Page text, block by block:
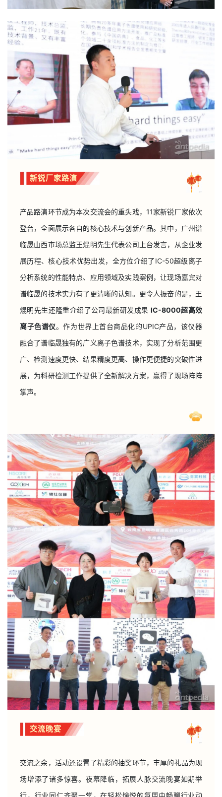
新锐厂家路演
产品路演环节成为本次交流会的重头戏，11家新锐厂家依次
登台，全面展示各自的核心技术与创新产品。其中，广州谱
临晟山西市场总监王焜明先生代表公司上台发言，从企业发
展历程、核心技术优势出发，全方位介绍了IC-50超级离子
分析系统的性能特点、应用领域及实践案例，让现场嘉宾对
谱临晟的技术实力有了更清晰的认知。更令人振奋的是，王
焜明先生还隆重介绍了公司最新研发成果 IC-8000超高效
离子色谱仪。作为世界上首台商品化的UPIC产品，该仪器
融合了谱临晟独有的广义离子色谱技术，实现了分析范围更
广、检测速度更快、结果精度更高、操作更便捷的突破性进
展，为科研检测工作提供了全新解决方案，赢得了现场阵阵
掌声。
交流晚宴
交流之余，活动还设置了精彩的抽奖环节，丰厚的礼品为现
场增添了诸多惊喜。夜幕降临，拓展人脉交流晚宴如期举